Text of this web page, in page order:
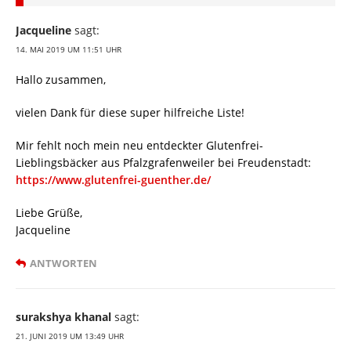
Jacqueline sagt:
14. MAI 2019 UM 11:51 UHR
Hallo zusammen,
vielen Dank für diese super hilfreiche Liste!
Mir fehlt noch mein neu entdeckter Glutenfrei-
Lieblingsbäcker aus Pfalzgrafenweiler bei Freudenstadt:
https://www.glutenfrei-guenther.de/
Liebe Grüße,
Jacqueline
ANTWORTEN
surakshya khanal sagt:
21. JUNI 2019 UM 13:49 UHR